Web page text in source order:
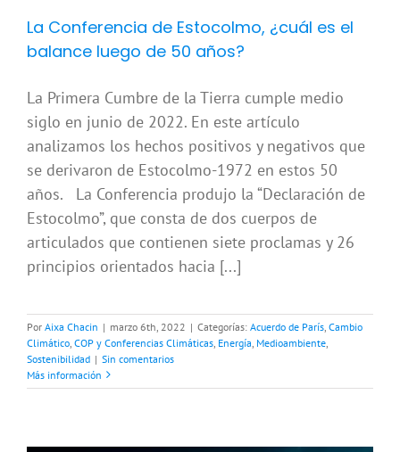
La Conferencia de Estocolmo, ¿cuál es el
balance luego de 50 años?
La Primera Cumbre de la Tierra cumple medio
siglo en junio de 2022. En este artículo
analizamos los hechos positivos y negativos que
se derivaron de Estocolmo-1972 en estos 50
años. La Conferencia produjo la “Declaración de
Estocolmo”, que consta de dos cuerpos de
articulados que contienen siete proclamas y 26
principios orientados hacia [...]
Por Aixa Chacin | marzo 6th, 2022 | Categorías: Acuerdo de París Cambio
Climático COP y Conferencias Climáticas Energía Medioambiente
Sostenibilidad | Sin comentarios
Más información